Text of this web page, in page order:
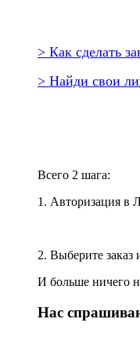
> Как сделать
> Найди свои
Всего 2 шага:
1. Авторизация в
2. Выберите заказ
И больше ничего
Нас